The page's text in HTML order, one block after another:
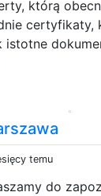
którą
certyfikaty,
temu
do